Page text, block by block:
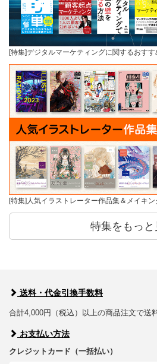
[特集]デジタルマーケティングに関するおすす
[特集]人気イラストレーター作品集＆メイキン
特集をもっと
送料・代金引換手数料
合計4,000円（税込）以上の商品注文で送
お支払い方法
クレジットカード（一括払い）